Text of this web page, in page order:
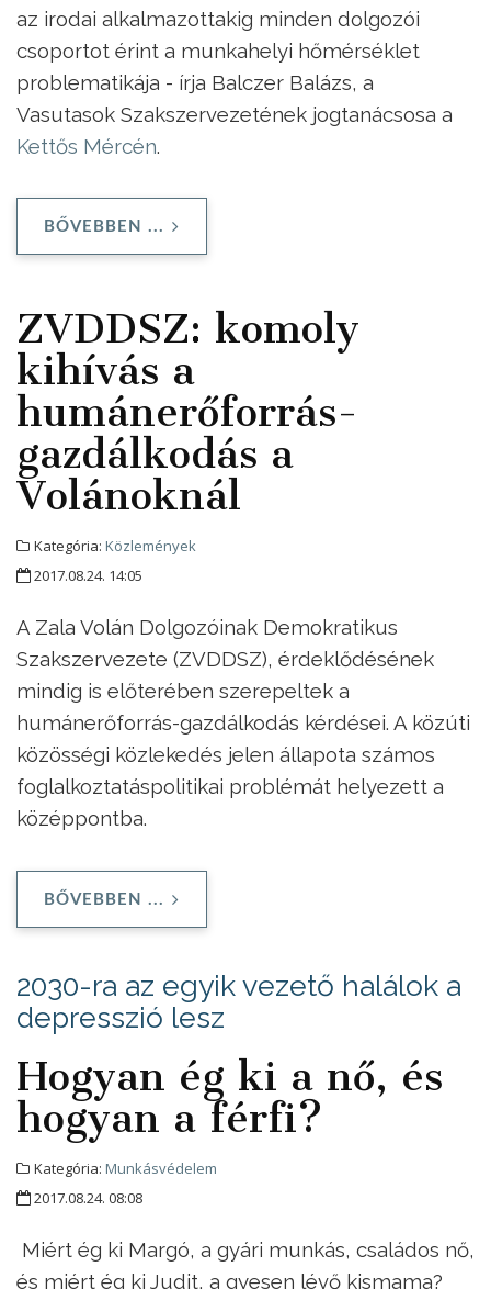
az irodai alkalmazottakig minden dolgozói
csoportot érint a munkahelyi hőmérséklet
problematikája - írja Balczer Balázs, a
Vasutasok Szakszervezetének jogtanácsosa a
Kettős Mércén.
BŐVEBBEN ...
ZVDDSZ: komoly
kihívás a
humánerőforrás-
gazdálkodás a
Volánoknál
Kategória: Közlemények
2017.08.24. 14:05
A Zala Volán Dolgozóinak Demokratikus
Szakszervezete (ZVDDSZ), érdeklődésének
mindig is előterében szerepeltek a
humánerőforrás-gazdálkodás kérdései. A közúti
közösségi közlekedés jelen állapota számos
foglalkoztatáspolitikai problémát helyezett a
középpontba.
BŐVEBBEN ...
2030-ra az egyik vezető halálok a
depresszió lesz
Hogyan ég ki a nő, és
hogyan a férfi?
Kategória: Munkásvédelem
2017.08.24. 08:08
Miért ég ki Margó, a gyári munkás, családos nő,
és miért ég ki Judit, a gyesen lévő kismama?